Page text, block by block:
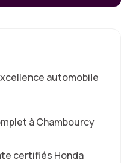
automobile
à Chambourcy
certifiés Honda